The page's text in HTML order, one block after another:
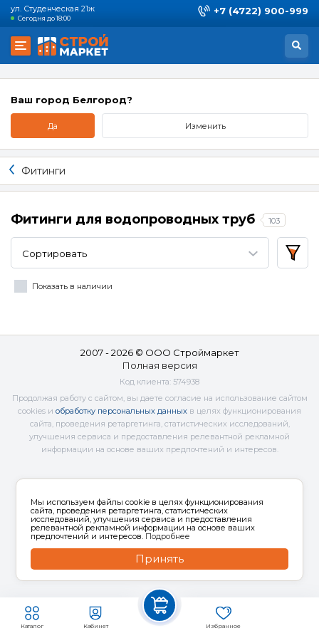
ул. Студенческая 21ж
Сегодня до 18:00
+7 (4722) 900-999
Каталог Кабинет Избранное
Ваш город Белгород?
Да Изменить
Фитинги
Фитинги для водопроводных труб 103
Сортировать
Показать в наличии
2007 - 2026 © ООО Строймаркет
Полная версия
Код клиента: 574938
Продолжая работу с сайтом, вы даете согласие на использование сайтом
cookies и обработку персональных данных в целях функционирования
сайта, проведения ретаргетинга, статистических исследований,
улучшения сервиса и предоставления релевантной рекламной
информации на основе ваших предпочтений и интересов.
Мы используем файлы cookie в целях функционирования
сайта, проведения ретаргетинга, статистических
исследований, улучшения сервиса и предоставления
релевантной рекламной информации на основе ваших
предпочтений и интересов. Подробнее
Принять